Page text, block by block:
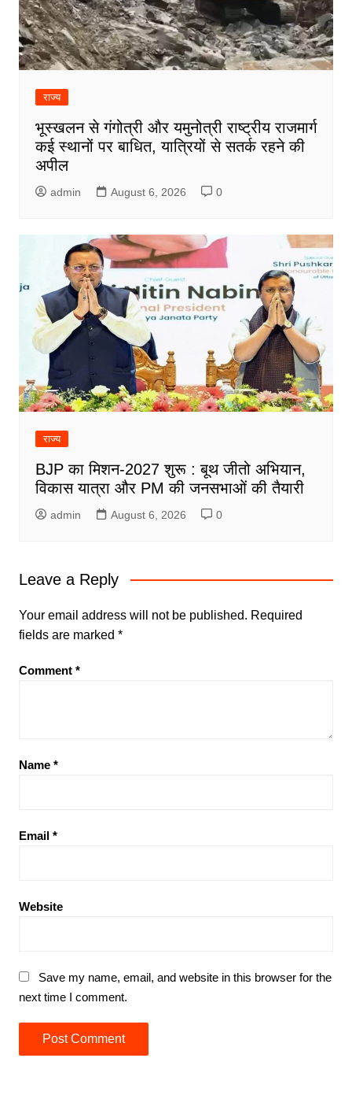
राज्य
भूस्खलन से गंगोत्री और यमुनोत्री राष्ट्रीय राजमार्ग
कई स्थानों पर बाधित, यात्रियों से सतर्क रहने की
अपील
admin August 6, 2026 0
राज्य
BJP का मिशन-2027 शुरू : बूथ जीतो अभियान,
विकास यात्रा और PM की जनसभाओं की तैयारी
admin August 6, 2026 0
Leave a Reply
Your email address will not be published. Required
fields are marked *
Comment *
Name *
Email *
Website
Save my name, email, and website in this browser for the
next time I comment.